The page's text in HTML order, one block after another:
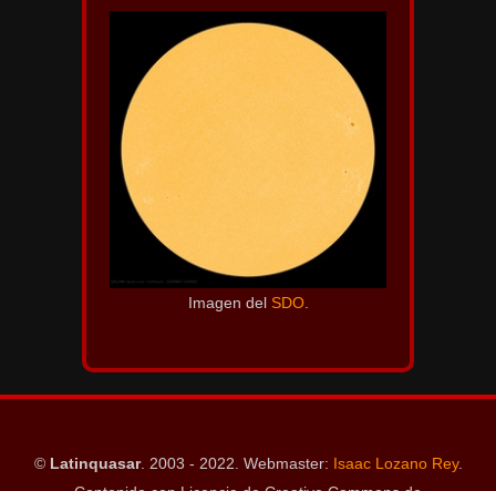
Imagen del SDO.
© Latinquasar. 2003 - 2022. Webmaster: Isaac Lozano Rey.